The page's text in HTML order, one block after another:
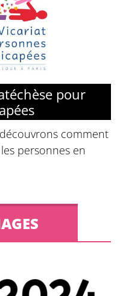
pour
comment
personnes en